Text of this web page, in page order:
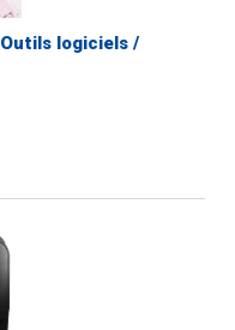
Outils logiciels /